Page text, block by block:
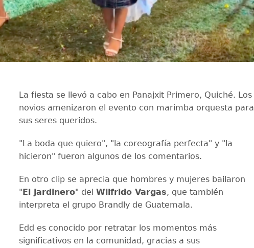
La fiesta se llevó a cabo en Panajxit Primero, Quiché. Los
novios amenizaron el evento con marimba orquesta para
sus seres queridos.
"La boda que quiero", "la coreografía perfecta" y "la
hicieron" fueron algunos de los comentarios.
En otro clip se aprecia que hombres y mujeres bailaron
"El jardinero" del Wilfrido Vargas, que también
interpreta el grupo Brandly de Guatemala.
Edd es conocido por retratar los momentos más
significativos en la comunidad, gracias a sus